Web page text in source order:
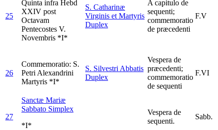
25
Quinta infra Hebd
XXIV post
Octavam
Pentecostes V.
Novembris *I*
S. Catharinæ
Virginis et Martyris
Duplex
A capitulo de
sequenti;
commemoratio
de præcedenti
F.V
26
Commemoratio: S.
Petri Alexandrini
Martyris *I*
S. Silvestri Abbatis
Duplex
Vespera de
præcedenti;
commemoratio
de sequenti
F.VI
27
Sanctæ Mariæ
Sabbato Simplex
*I*
Vespera de
sequenti.
Sabb.